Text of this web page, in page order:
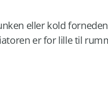
eller kold
er for lille til